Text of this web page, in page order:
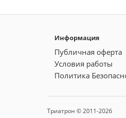
Информация
Публичная оферта
Условия работы
Политика
Триатрон © 2011-2026